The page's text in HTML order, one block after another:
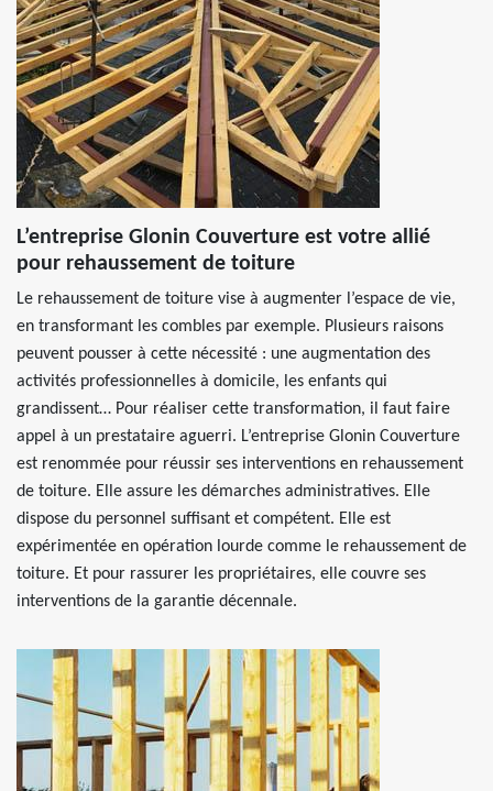
L’entreprise Glonin Couverture est votre allié
pour rehaussement de toiture
Le rehaussement de toiture vise à augmenter l’espace de vie,
en transformant les combles par exemple. Plusieurs raisons
peuvent pousser à cette nécessité : une augmentation des
activités professionnelles à domicile, les enfants qui
grandissent… Pour réaliser cette transformation, il faut faire
appel à un prestataire aguerri. L’entreprise Glonin Couverture
est renommée pour réussir ses interventions en rehaussement
de toiture. Elle assure les démarches administratives. Elle
dispose du personnel suffisant et compétent. Elle est
expérimentée en opération lourde comme le rehaussement de
toiture. Et pour rassurer les propriétaires, elle couvre ses
interventions de la garantie décennale.